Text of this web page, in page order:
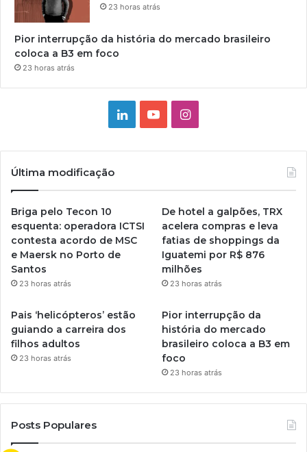
23 horas atrás
Pior interrupção da história do mercado brasileiro
coloca a B3 em foco
23 horas atrás
LinkedinYouTubeInstagram
Última modificação
Briga pelo Tecon 10
esquenta: operadora ICTSI
contesta acordo de MSC
e Maersk no Porto de
Santos
23 horas atrás
De hotel a galpões, TRX
acelera compras e leva
fatias de shoppings da
Iguatemi por R$ 876
milhões
23 horas atrás
Pais ‘helicópteros’ estão
guiando a carreira dos
filhos adultos
23 horas atrás
Pior interrupção da
história do mercado
brasileiro coloca a B3 em
foco
23 horas atrás
Posts Populares